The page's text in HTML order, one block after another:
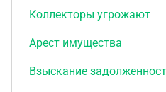
Коллекторы угрожают
Арест имущества
Взыскание